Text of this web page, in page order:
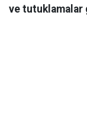
ve tutuklamalar